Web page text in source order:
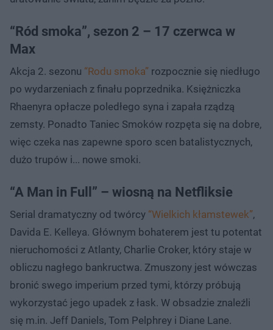
“Ród smoka”, sezon 2 – 17 czerwca w
Max
Akcja 2. sezonu “Rodu smoka” rozpocznie się niedługo
po wydarzeniach z finału poprzednika. Księżniczka
Rhaenyra opłacze poledłego syna i zapała rządzą
zemsty. Ponadto Taniec Smoków rozpęta się na dobre,
więc czeka nas zapewne sporo scen batalistycznych,
dużo trupów i... nowe smoki.
“A Man in Full” – wiosną na Netfliksie
Serial dramatyczny od twórcy “Wielkich kłamstewek”,
Davida E. Kelleya. Głównym bohaterem jest tu potentat
nieruchomości z Atlanty, Charlie Croker, który staje w
obliczu nagłego bankructwa. Zmuszony jest wówczas
bronić swego imperium przed tymi, którzy próbują
wykorzystać jego upadek z łask. W obsadzie znaleźli
się m.in. Jeff Daniels, Tom Pelphrey i Diane Lane.